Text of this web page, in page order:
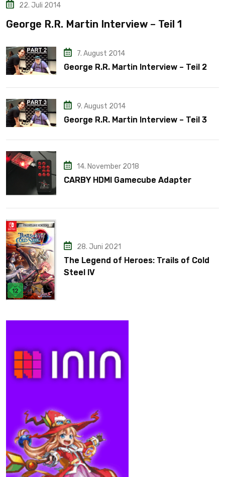
22. Juli 2014
George R.R. Martin Interview – Teil 1
7. August 2014
George R.R. Martin Interview – Teil 2
9. August 2014
George R.R. Martin Interview – Teil 3
14. November 2018
CARBY HDMI Gamecube Adapter
28. Juni 2021
The Legend of Heroes: Trails of Cold
Steel IV